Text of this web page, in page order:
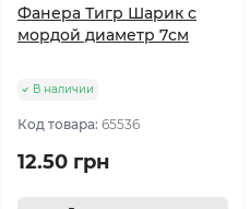
Фанера Тигр Шарик с
мордой диаметр 7см
В наличии
Код товара: 65536
12.50 грн